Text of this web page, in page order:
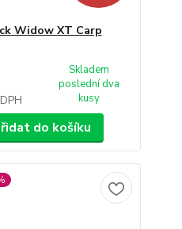
Widow XT Carp
Skladem
poslední dva
kusy
do košíku